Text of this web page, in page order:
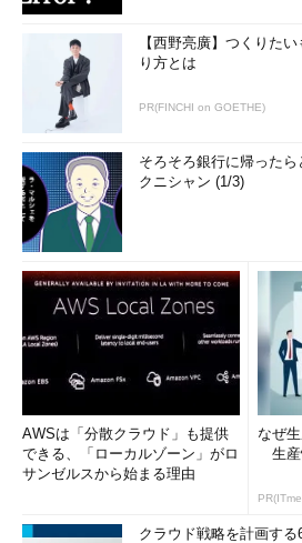
【西野亮廣】つくりた
り方とは
PR(FINCHI on GOETHE)
そろそろ銀行に帰った
クニシャン (1/3)
AWSは「分散クラウド」も提供
できる、「ローカルゾーン」がロ
サンゼルスから始まる理由
なぜ
生産
クラウド戦略を計画す